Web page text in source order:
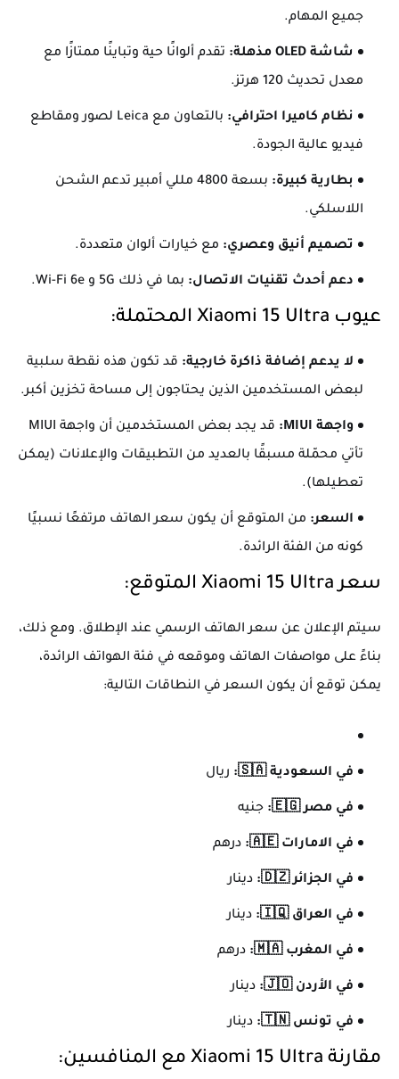
جميع المهام.
شاشة OLED مذهلة:
تقدم ألوانًا حية وتباينًا ممتازًا مع
معدل تحديث 120 هرتز.
نظام كاميرا احترافي:
بالتعاون مع Leica لصور ومقاطع
فيديو عالية الجودة.
بطارية كبيرة:
بسعة 4800 مللي أمبير تدعم الشحن
اللاسلكي.
تصميم أنيق وعصري: مع خيارات ألوان متعددة.
دعم أحدث تقنيات الاتصال: بما في ذلك 5G و Wi-Fi 6e.
عيوب Xiaomi 15 Ultra المحتملة:
لا يدعم إضافة ذاكرة خارجية: قد تكون هذه نقطة سلبية
لبعض المستخدمين الذين يحتاجون إلى مساحة تخزين أكبر.
واجهة MIUI:
قد يجد بعض المستخدمين أن واجهة MIUI
تأتي محمّلة مسبقًا بالعديد من التطبيقات والإعلانات (يمكن
تعطيلها).
السعر: من المتوقع أن يكون سعر الهاتف مرتفعًا نسبيًا
كونه من الفئة الرائدة.
سعر Xiaomi 15 Ultra المتوقع:
سيتم الإعلان عن سعر الهاتف الرسمي عند الإطلاق. ومع ذلك،
بناءً على مواصفات الهاتف وموقعه في فئة الهواتف الرائدة،
يمكن توقع أن يكون السعر في النطاقات التالية:
في السعودية 🇸🇦: ريال
في مصر 🇪🇬: جنيه
في الامارات 🇦🇪: درهم
في الجزائر 🇩🇿: دينار
في العراق 🇮🇶: دينار
في المغرب 🇲🇦: درهم
في الأردن 🇯🇴: دينار
في تونس 🇹🇳: دينار
مقارنة Xiaomi 15 Ultra مع المنافسين: